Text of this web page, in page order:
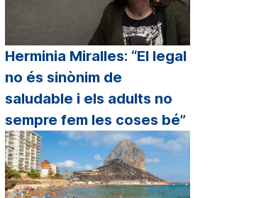
Herminia Miralles: “El legal
no és sinònim de
saludable i els adults no
sempre fem les coses bé”